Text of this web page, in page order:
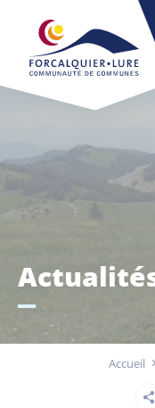
Accueil
Cookies management